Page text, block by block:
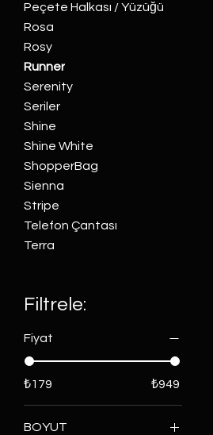
Peçete Halkası / Yüzüğü
Rosa
Rosy
Runner
Serenity
Seriler
Shine
Shine White
ShopperBag
Sienna
Stripe
Telefon Çantası
Terra
Filtrele:
Fiyat
₺179 ₺949
BOYUT